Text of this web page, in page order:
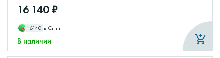
16 140 ₽
16140 в Сплит
В наличии